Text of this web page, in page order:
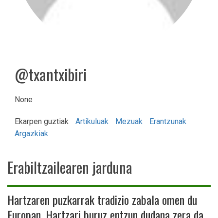
@txantxibiri
None
Ekarpen guztiak Artikuluak Mezuak
Erantzunak
Argazkiak
Erabiltzailearen jarduna
Hartzaren puzkarrak tradizio zabala omen du